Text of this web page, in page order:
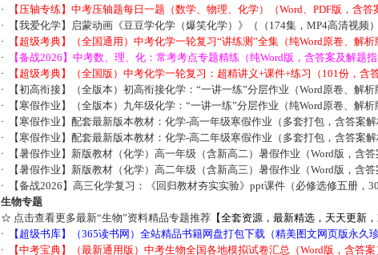
·
【压轴专练】中考压轴题每日一题（数学、物理、化学）（Word、PDF版，含答
·
【我爱化学】启蒙动画《豆豆学化学（爆笑化学）》（（174集，MP4高清视频）
·
【超级考典】（全国通用）中考化学一轮复习“讲练测”全集（纯Word原卷、解析
·
【备战2026】中考数、理、化：常考考点专题精练（纯Word版，含答案及解题指
·
【超级考典】（全国版）中考化学一轮复习：超精讲义+课件+练习（101份，含答
·
【初高衔接】（全版本）初高衔接化学：“一讲一练”分层作业（Word原卷、解析
·
【寒假作业】（全版本）九年级化学：“一讲一练”分层作业（纯Word原卷、解析
·
【寒假作业】配套最新版本教材：化学-高一年级寒假作业（多套打包，含答案解
·
【寒假作业】配套最新版本教材：化学-高二年级寒假作业（多套打包，含答案解
·
【暑假作业】新版教材（化学）高一年级（含新高二）暑假作业（Word版，含答
·
【暑假作业】新版教材（化学）高二年级（含新高三）暑假作业（Word版，含答
·
【备战2026】高三化学复习：《回归教材夯实实验》ppt课件（必修选修五册，30
生物专题
☆ 点击查看更多最新“生物”资料精品专题推荐【全套资源，最新精选，天天更新，
·
【超级书库】（365读书网）全站精品书籍网盘打包下载（精美图文网页版永久珍
·
【中考宝典】（最新通用版）中考生物全国各地模拟试卷汇总（Word版，含答案